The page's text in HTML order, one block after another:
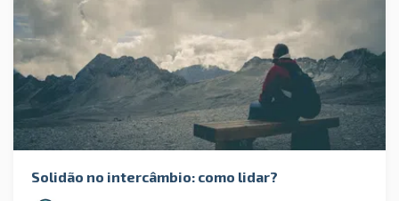
Solidão no intercâmbio: como lidar?